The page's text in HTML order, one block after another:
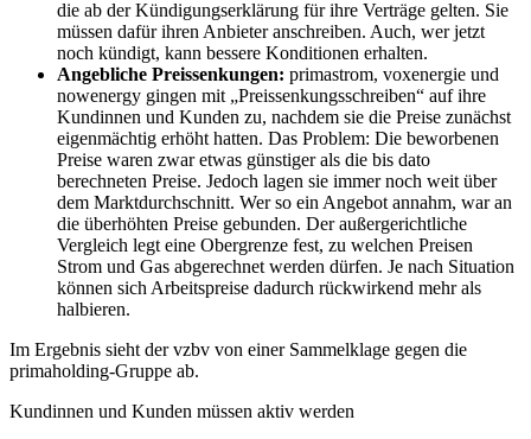
die ab der Kündigungserklärung für ihre Verträge gelten. Sie
müssen dafür ihren Anbieter anschreiben. Auch, wer jetzt
noch kündigt, kann bessere Konditionen erhalten.
Angebliche Preissenkungen: primastrom, voxenergie und
nowenergy gingen mit „Preissenkungsschreiben“ auf ihre
Kundinnen und Kunden zu, nachdem sie die Preise zunächst
eigenmächtig erhöht hatten. Das Problem: Die beworbenen
Preise waren zwar etwas günstiger als die bis dato
berechneten Preise. Jedoch lagen sie immer noch weit über
dem Marktdurchschnitt. Wer so ein Angebot annahm, war an
die überhöhten Preise gebunden. Der außergerichtliche
Vergleich legt eine Obergrenze fest, zu welchen Preisen
Strom und Gas abgerechnet werden dürfen. Je nach Situation
können sich Arbeitspreise dadurch rückwirkend mehr als
halbieren.
Im Ergebnis sieht der vzbv von einer Sammelklage gegen die
primaholding-Gruppe ab.
Kundinnen und Kunden müssen aktiv werden